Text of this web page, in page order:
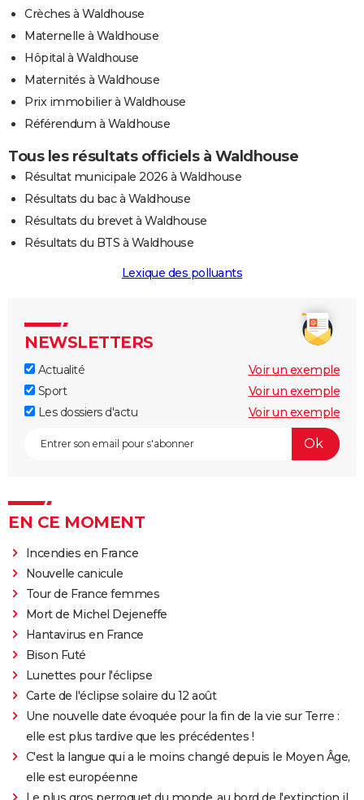
Crèches à Waldhouse
Maternelle à Waldhouse
Hôpital à Waldhouse
Maternités à Waldhouse
Prix immobilier à Waldhouse
Référendum à Waldhouse
Tous les résultats officiels à Waldhouse
Résultat municipale 2026 à Waldhouse
Résultats du bac à Waldhouse
Résultats du brevet à Waldhouse
Résultats du BTS à Waldhouse
Lexique des polluants
NEWSLETTERS
Actualité
Voir un exemple
Sport
Voir un exemple
Les dossiers d'actu
Voir un exemple
EN CE MOMENT
Incendies en France
Nouvelle canicule
Tour de France femmes
Mort de Michel Dejeneffe
Hantavirus en France
Bison Futé
Lunettes pour l'éclipse
Carte de l'éclipse solaire du 12 août
Une nouvelle date évoquée pour la fin de la vie sur Terre :
elle est plus tardive que les précédentes !
C'est la langue qui a le moins changé depuis le Moyen Âge,
elle est européenne